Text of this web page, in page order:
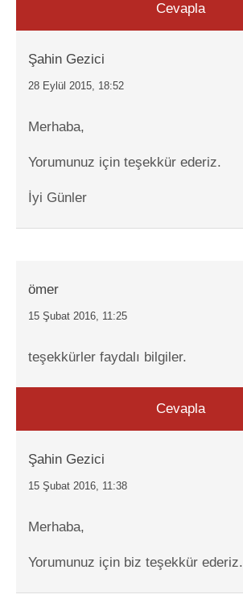
Cevapla
Şahin Gezici
28 Eylül 2015, 18:52
Merhaba,
Yorumunuz için teşekkür ederiz.
İyi Günler
ömer
15 Şubat 2016, 11:25
teşekkürler faydalı bilgiler.
Cevapla
Şahin Gezici
15 Şubat 2016, 11:38
Merhaba,
Yorumunuz için biz teşekkür ederiz.